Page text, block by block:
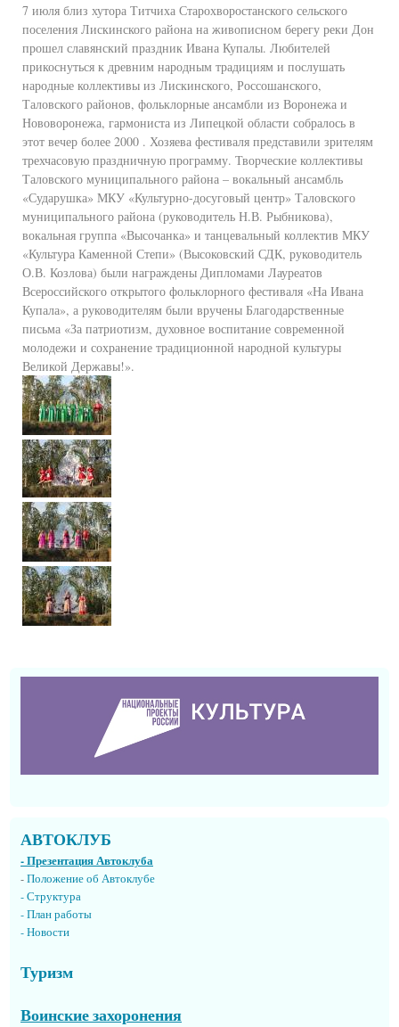
7 июля близ хутора Титчиха Старохворостанского сельского
поселения Лискинского района на живописном берегу реки Дон
прошел славянский праздник Ивана Купалы. Любителей
прикоснуться к древним народным традициям и послушать
народные коллективы из Лискинского, Россошанского,
Таловского районов, фольклорные ансамбли из Воронежа и
Нововоронежа, гармониста из Липецкой области собралось в
этот вечер более 2000 . Хозяева фестиваля представили зрителям
трехчасовую праздничную программу. Творческие коллективы
Таловского муниципального района – вокальный ансамбль
«Сударушка» МКУ «Культурно-досуговый центр» Таловского
муниципального района (руководитель Н.В. Рыбникова),
вокальная группа «Высочанка» и танцевальный коллектив МКУ
«Культура Каменной Степи» (Высоковский СДК, руководитель
О.В. Козлова) были награждены Дипломами Лауреатов
Всероссийского открытого фольклорного фестиваля «На Ивана
Купала», а руководителям были вручены Благодарственные
письма «За патриотизм, духовное воспитание современной
молодежи и сохранение традиционной народной культуры
Великой Державы!».
АВТОКЛУБ
- Презентация Автоклуба
-Положение об Автоклубе
- Структура
- План работы
- Новости
Туризм
Воинские захоронения